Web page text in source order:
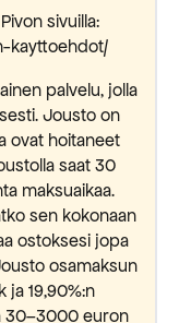
sivuilla:
kayttoehdot/
palvelu, jolla
Jousto on
ovat hoitaneet
saat 30
maksuaikaa.
sen kokonaan
ostoksesi jopa
osamaksun
19,90%:n
30–3000 euron